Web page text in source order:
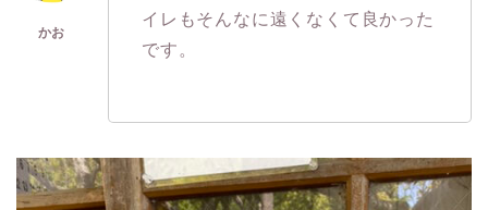
イレもそんなに遠くなくて良かった
です。